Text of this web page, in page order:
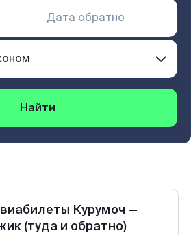
Найти
Курумоч —
(туда и обратно)